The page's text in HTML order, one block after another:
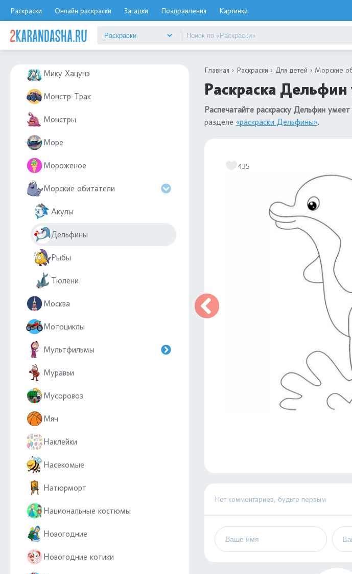
Раскраски Онлайн раскраски Загадки Поздравления Картинки
Метро
Мику Хацунэ
Монстр-Трак
Монстры
Море
Мороженое
Морские обитатели
Акулы
Дельфины
Рыбы
Тюлени
Москва
Мотоциклы
Мультфильмы
Муравьи
Мусоровоз
Мяч
Наклейки
Насекомые
Натюрморт
Национальные костюмы
Новогодние
Новогодние котики
Главная Раскраски Для детей Морские
Раскраска Дельфин
Распечатайте раскраску Дельфин умеет
разделе «раскраски Дельфины».
435
Нет комментариев, будьте первым